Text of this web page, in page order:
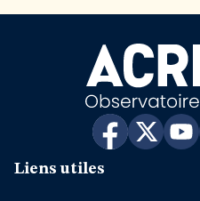
Liens utiles